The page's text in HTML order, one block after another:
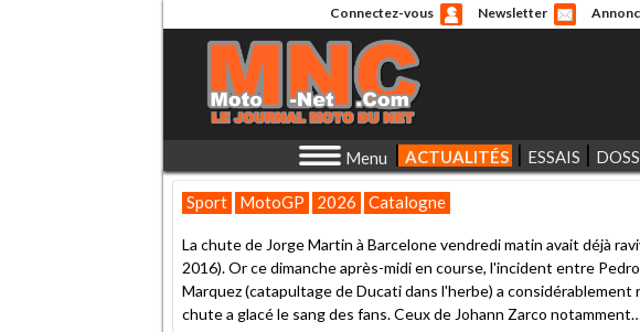
Connectez-vous Newsletter
Menu ACTUALITÉS ESSAIS
Sport MotoGP 2026 Catalogne
La chute de Jorge Martin à Barcelone vendredi matin avait déjà
2016). Or ce dimanche après-midi en course, l'incident entre
Marquez (catapultage de Ducati dans l'herbe) a considérablement
chute a glacé le sang des fans. Ceux de Johann Zarco